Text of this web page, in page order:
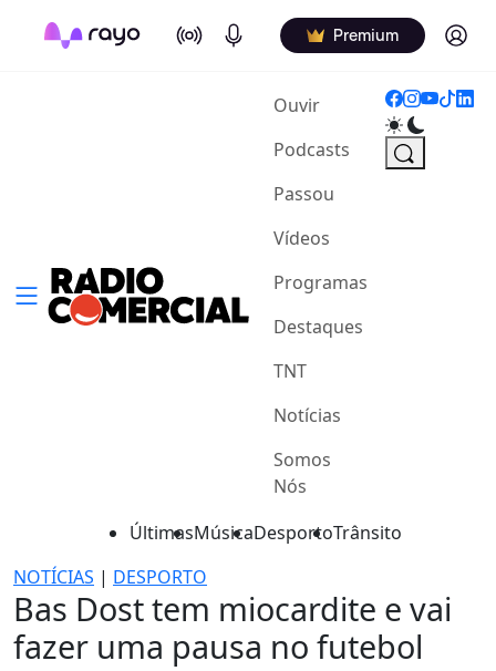
On Air Podcasts Premium Log in
Ouvir(current)
Podcasts
Passou
Vídeos
Programas
Destaques
TNT
Notícias
Somos
Nós
ÚltimasMúsicaDesportoTrânsito
NOTÍCIAS | DESPORTO
Bas Dost tem miocardite e vai
fazer uma pausa no futebol